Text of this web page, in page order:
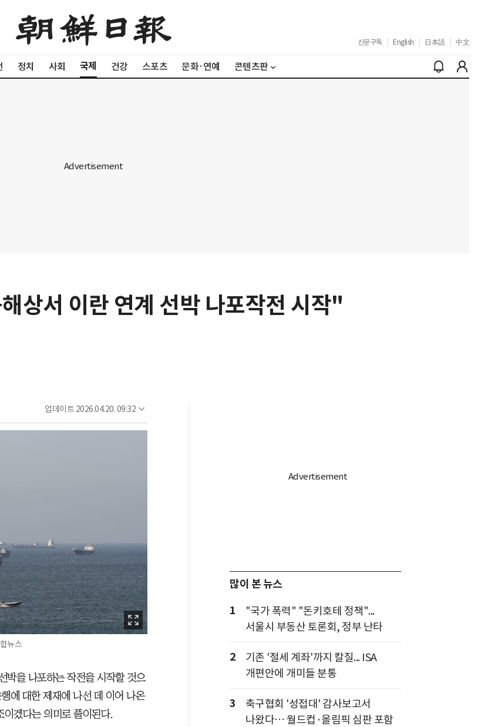
신문구독 English 日本語 中文
정치 사회 국제 건강 스포츠 문화·연예 콘텐츠판
상서 이란 연계 선박 나포작전 시작"
업데이트 2026.04.20. 09:32
뉴스
박을 나포하는 작전을 시작할 것으
에 대한 제재에 나선 데 이어 나온
겠다는 의미로 풀이된다.
많이 본 뉴스
1
"국가 폭력" "돈키호테 정책"...
서울시 부동산 토론회, 정부 난타
2
기존 '절세 계좌'까지 칼질... ISA
개편안에 개미들 분통
3
축구협회 '성접대' 감사보고서
나왔다… 월드컵·올림픽 심판 포함